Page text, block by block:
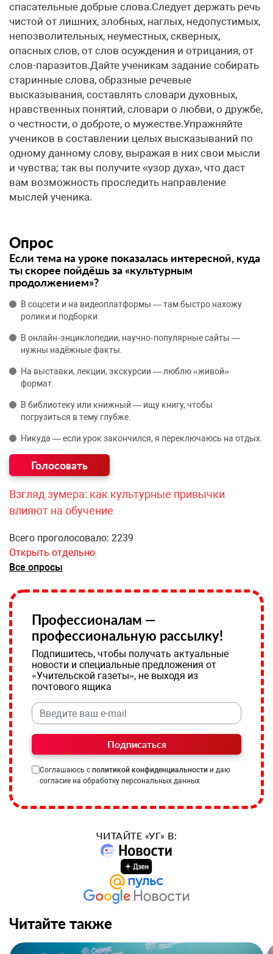
спасательные добрые слова.Следует держать речь
чистой от лишних, злобных, наглых, недопустимых,
непозволительных, неуместных, скверных,
опасных слов, от слов осуждения и отрицания, от
слов-паразитов.Дайте ученикам задание собирать
старинные слова, образные речевые
высказывания, составлять словари духовных,
нравственных понятий, словари о любви, о дружбе,
о честности, о доброте, о мужестве.Упражняйте
учеников в составлении целых высказываний по
одному данному слову, выражая в них свои мысли
и чувства; так вы получите «узор духа», что даст
вам возможность проследить направление
мыслей ученика.
Опрос
Если тема на уроке показалась интересной, куда
ты скорее пойдёшь за «культурным
продолжением»?
В соцсети и на видеоплатформы — там быстро нахожу
ролики и подборки.
В онлайн‑энциклопедии, научно‑популярные сайты —
нужны надёжные факты.
На выставки, лекции, экскурсии — люблю «живой»
формат.
В библиотеку или книжный — ищу книгу, чтобы
погрузиться в тему глубже.
Никуда — если урок закончился, я переключаюсь на отдых.
Взгляд зумера: как культурные привычки
влияют на обучение
Всего проголосовало: 2239
Открыть отдельно
Все опросы
Профессионалам —
профессиональную рассылку!
Подпишитесь, чтобы получать актуальные
новости и специальные предложения от
«Учительской газеты», не выходя из
почтового ящика
Подписаться
Соглашаюсь с политикой конфиденциальности и даю
согласие на обработку персональных данных
ЧИТАЙТЕ «УГ» В:
Читайте также